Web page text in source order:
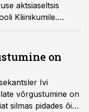
aktsiaseltsis
Kliinikumile.
mille abil
täitma, et tagada
on
Ivi
võrgustumine on
silmas pidades õige